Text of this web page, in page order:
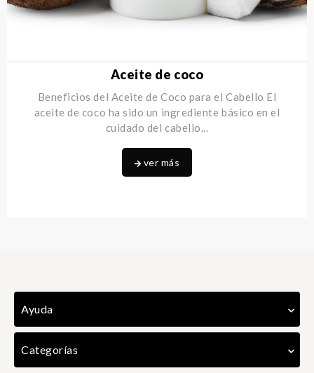
Aceite de coco
Beneficios del Aceite de Coco para el Cabello El
aceite de coco ha sido un ingrediente básico en el
cuidado del cabello...
ver más
Ayuda
Categorías